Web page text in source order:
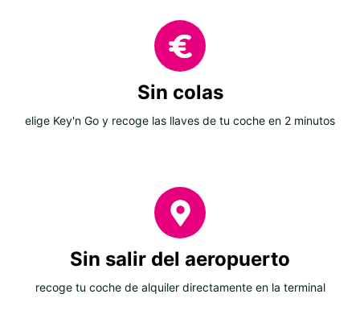
Sin colas
elige Key'n Go y recoge las llaves de tu coche en 2 minutos
Sin salir del aeropuerto
recoge tu coche de alquiler directamente en la terminal